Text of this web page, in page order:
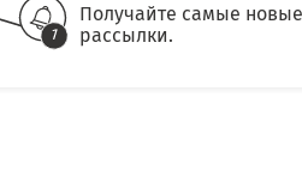
Получайте самые
рассылки.